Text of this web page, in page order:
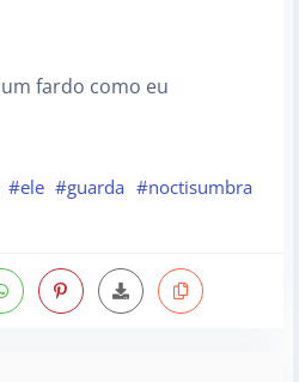
fardo como eu
#ele #guarda #noctisumbra